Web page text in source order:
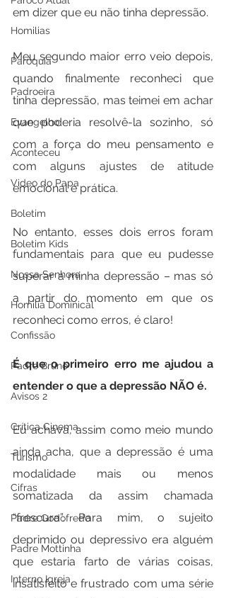
Homilias
Paróquia
Padroeira
Evangelho
Aconteceu
Video do Papa
Boletim
Boletim Kids
Nossa Senhora
Homilia Dominical
Confissão
Padre Bruno
Avisos 2
Crítica Cinema
Turismo
Cifras
Padre Godofredo
Padre Mottinha
Interno Igreja
em dizer que eu não tinha depressão.
Meu segundo maior erro veio depois,
quando finalmente reconheci que
tinha depressão, mas teimei em achar
que poderia resolvê-la sozinho, só
com a força do meu pensamento e
com alguns ajustes de atitude
emocional e prática.
No entanto, esses dois erros foram
fundamentais para que eu pudesse
superar a minha depressão – mas só
a partir do momento em que os
reconheci como erros, é claro!
É que o primeiro erro me ajudou a
entender o que a depressão NÃO é.
Eu achava, assim como meio mundo
ainda acha, que a depressão é uma
modalidade mais ou menos
somatizada da assim chamada
“frescura”. Para mim, o sujeito
deprimido ou depressivo era alguém
que estaria farto de várias coisas,
insatisfeito e frustrado com uma série